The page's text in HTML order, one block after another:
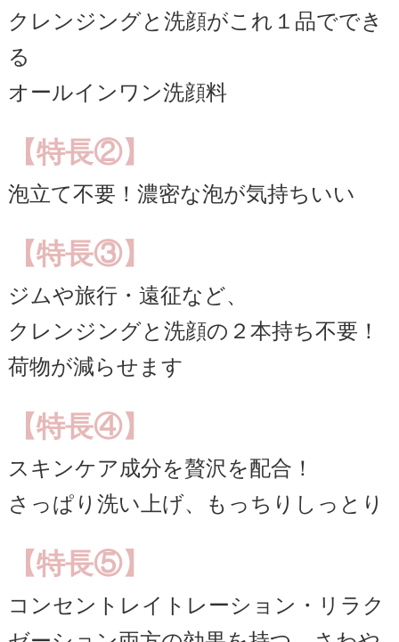
クレンジングと洗顔がこれ１品ででき
る
オールインワン洗顔料
【特長②】
泡立て不要！濃密な泡が気持ちいい
【特長③】
ジムや旅行・遠征など、
クレンジングと洗顔の２本持ち不要！
荷物が減らせます
【特長④】
スキンケア成分を贅沢を配合！
さっぱり洗い上げ、もっちりしっとり
【特長⑤】
コンセントレイトレーション・リラク